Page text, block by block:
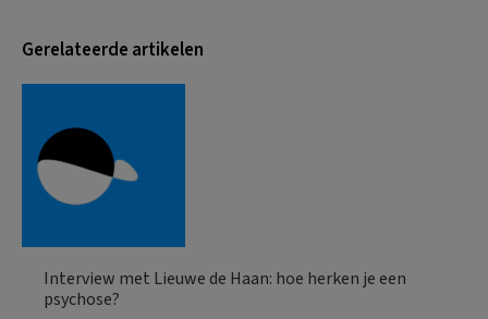
Gerelateerde artikelen
Interview met Lieuwe de Haan: hoe herken je een
psychose?